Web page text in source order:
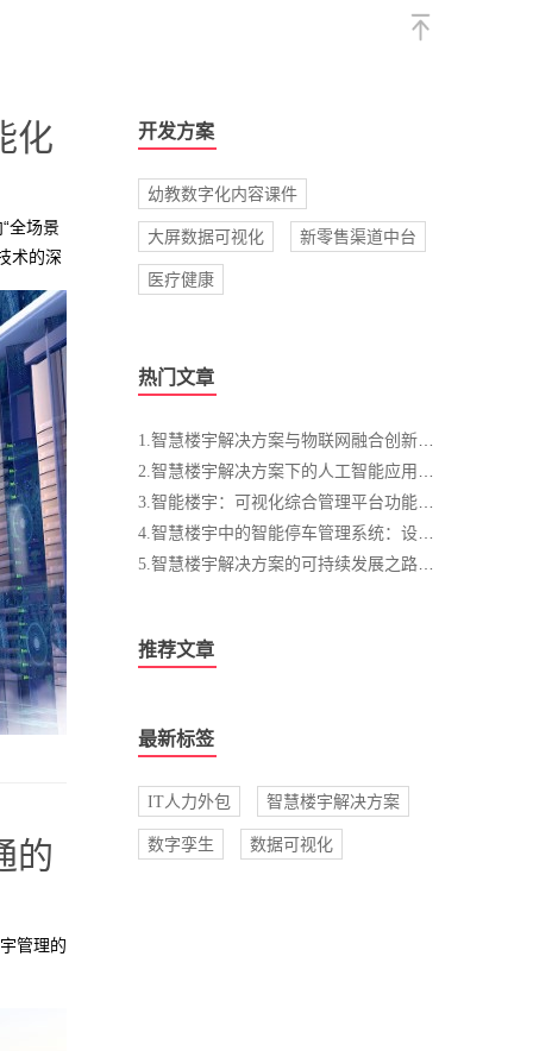
开发方案
幼教数字化内容课件
大屏数据可视化 新零售渠道中台
医疗健康
热门文章
推荐文章
最新标签
IT人力外包 智慧楼宇解决方案
数字孪生 数据可视化
化
全场景
术的深
防控、
的
管理的